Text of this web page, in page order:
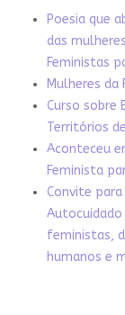
Poesia que
das
Feministas
Mulheres da
Curso sobre
Territórios
Aconteceu
Feminista
Convite
feministas,
humanos e